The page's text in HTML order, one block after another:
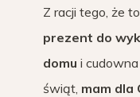
Z racji tego, że to
prezent do
domu i
świąt, mam dla